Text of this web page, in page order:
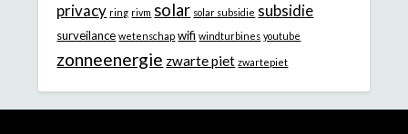
privacy ring rivm solar solar subsidie subsidie
surveilance wetenschap wifi windturbines youtube
zonneenergie zwarte piet zwartepiet